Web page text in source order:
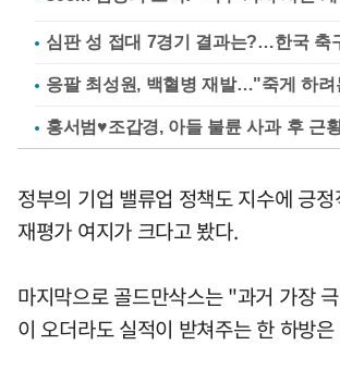
심판 성 접대 7경기 결과는?…한국 축
응팔 최성원, 백혈병 재발…"죽게 하려
홍서범♥조갑경, 아들 불륜 사과 후 근
정부의 기업 밸류업 정책도 지수에 긍
재평가 여지가 크다고 봤다.
마지막으로 골드만삭스는 "과거 가장
이 오더라도 실적이 받쳐주는 한 하방